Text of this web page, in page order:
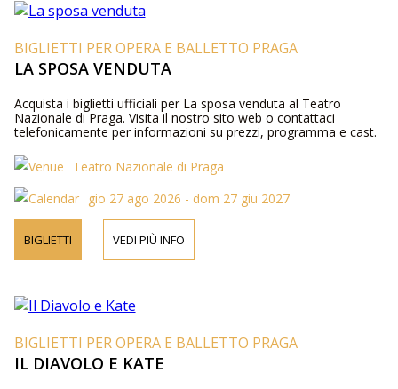
BIGLIETTI PER OPERA E BALLETTO PRAGA
LA SPOSA VENDUTA
Acquista i biglietti ufficiali per La sposa venduta al Teatro
Nazionale di Praga. Visita il nostro sito web o contattaci
telefonicamente per informazioni su prezzi, programma e cast.
Teatro Nazionale di Praga
gio 27 ago 2026 - dom 27 giu 2027
BIGLIETTI VEDI PIÙ INFO
BIGLIETTI PER OPERA E BALLETTO PRAGA
IL DIAVOLO E KATE